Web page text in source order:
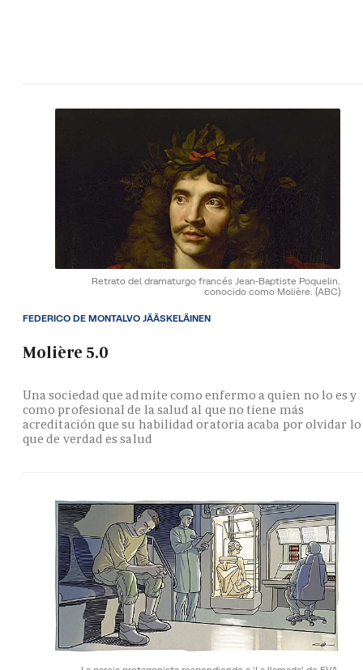
Retrato del dramaturgo francés Jean-Baptiste Poquelin,
conocido como Molière. (ABC)
Molière 5.0
Una sociedad que admite como enfermo a quien no lo es y
como profesional de la salud al que no tiene más
acreditación que su habilidad oratoria acaba por olvidar lo
que de verdad es salud
FEDERICO DE MONTALVO JÄÄSKELÄINEN